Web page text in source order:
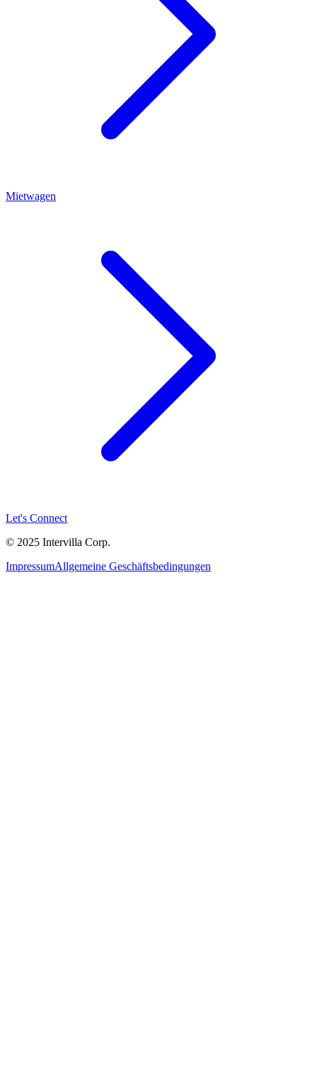
Mietwagen
Let's Connect
© 2025 Intervilla Corp.
ImpressumAllgemeine Geschäftsbedingungen